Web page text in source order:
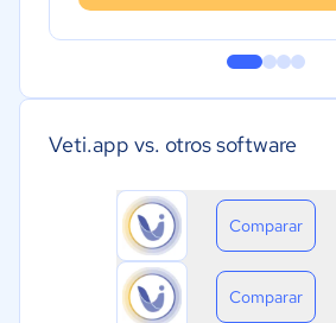
Veti.app vs. otros software
Comparar
Comparar